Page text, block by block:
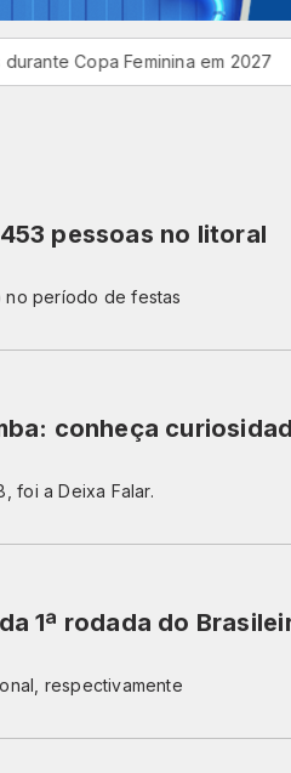
Feminina em 2027 CNC:
pessoas no litoral
período de festas
conheça
foi a Deixa Falar.
1ª rodada do
respectivamente